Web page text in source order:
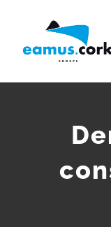
content